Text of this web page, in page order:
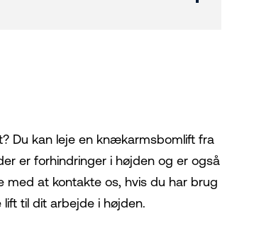
Du kan leje en knækarmsbomlift fra
er forhindringer i højden og er også
med at kontakte os, hvis du har brug
til dit arbejde i højden.